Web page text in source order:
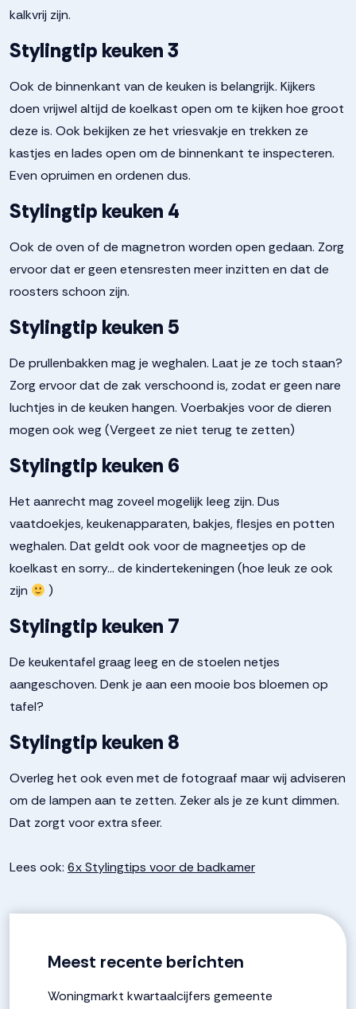
kalkvrij zijn.
Stylingtip keuken 3
Ook de binnenkant van de keuken is belangrijk. Kijkers
doen vrijwel altijd de koelkast open om te kijken hoe groot
deze is. Ook bekijken ze het vriesvakje en trekken ze
kastjes en lades open om de binnenkant te inspecteren.
Even opruimen en ordenen dus.
Stylingtip keuken 4
Ook de oven of de magnetron worden open gedaan. Zorg
ervoor dat er geen etensresten meer inzitten en dat de
roosters schoon zijn.
Stylingtip keuken 5
De prullenbakken mag je weghalen. Laat je ze toch staan?
Zorg ervoor dat de zak verschoond is, zodat er geen nare
luchtjes in de keuken hangen. Voerbakjes voor de dieren
mogen ook weg (Vergeet ze niet terug te zetten)
Stylingtip keuken 6
Het aanrecht mag zoveel mogelijk leeg zijn. Dus
vaatdoekjes, keukenapparaten, bakjes, flesjes en potten
weghalen. Dat geldt ook voor de magneetjes op de
koelkast en sorry… de kindertekeningen (hoe leuk ze ook
zijn
)
Stylingtip keuken 7
De keukentafel graag leeg en de stoelen netjes
aangeschoven. Denk je aan een mooie bos bloemen op
tafel?
Stylingtip keuken 8
Overleg het ook even met de fotograaf maar wij adviseren
om de lampen aan te zetten. Zeker als je ze kunt dimmen.
Dat zorgt voor extra sfeer.
Lees ook: 6x Stylingtips voor de badkamer
Meest recente berichten
Woningmarkt kwartaalcijfers gemeente